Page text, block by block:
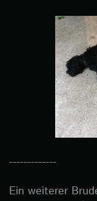
-------------
Ein weiterer